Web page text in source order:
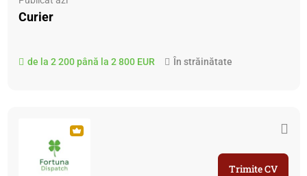
Curier
de la 2 200 până la 2 800 EUR În străinătate
Trimite CV